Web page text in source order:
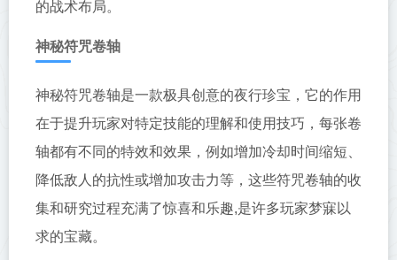
的战术布局。
神秘符咒卷轴
神秘符咒卷轴是一款极具创意的夜行珍宝，它的作用
在于提升玩家对特定技能的理解和使用技巧，每张卷
轴都有不同的特效和效果，例如增加冷却时间缩短、
降低敌人的抗性或增加攻击力等，这些符咒卷轴的收
集和研究过程充满了惊喜和乐趣,是许多玩家梦寐以
求的宝藏。